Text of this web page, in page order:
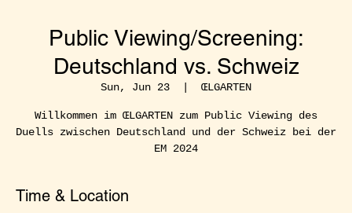
Public Viewing/Screening:
Deutschland vs. Schweiz
Sun, Jun 23
  |
ŒLGARTEN
Willkommen im ŒLGARTEN zum Public Viewing des
Duells zwischen Deutschland und der Schweiz bei der
EM 2024
Time & Location